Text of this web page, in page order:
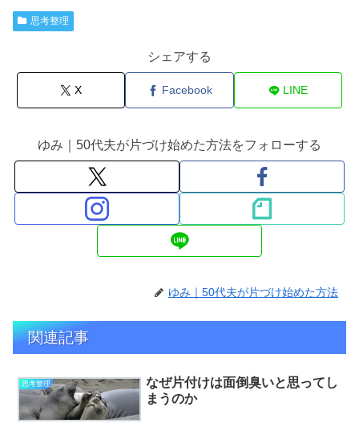
思考整理
シェアする
X Facebook LINE
ゆみ｜50代夫が片づけ始めた方法をフォローする
ゆみ｜50代夫が片づけ始めた方法
関連記事
思考整理
なぜ片付けは面倒臭いと思ってし
まうのか